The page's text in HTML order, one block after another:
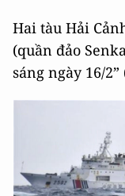
Hai tàu Hải
(quần đảo
sáng ngày 16/